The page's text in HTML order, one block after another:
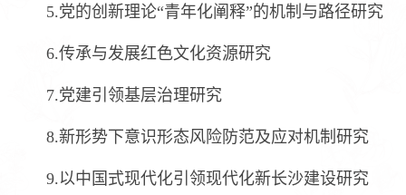
5.党的创新理论“青年化阐释”的机制与路径研究
6.传承与发展红色文化资源研究
7.党建引领基层治理研究
8.新形势下意识形态风险防范及应对机制研究
9.以中国式现代化引领现代化新长沙建设研究